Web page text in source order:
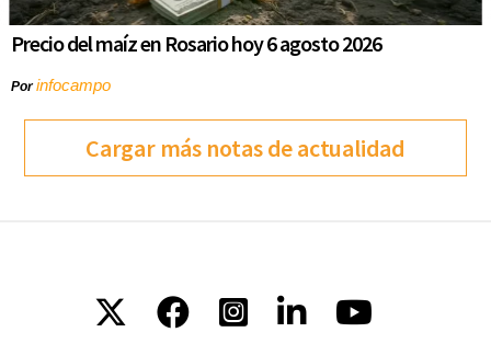
Precio del maíz en Rosario hoy 6 agosto 2026
Porinfocampo
Cargar más notas de actualidad